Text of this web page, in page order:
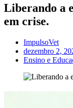
Liberando a
em crise.
ImpulsoVet
dezembro 2,
Ensino e